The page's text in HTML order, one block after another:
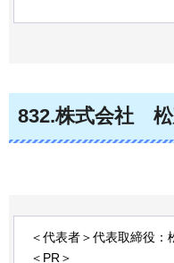
832.株式会社 松
＜代表者＞代表取締役：
＜PR＞